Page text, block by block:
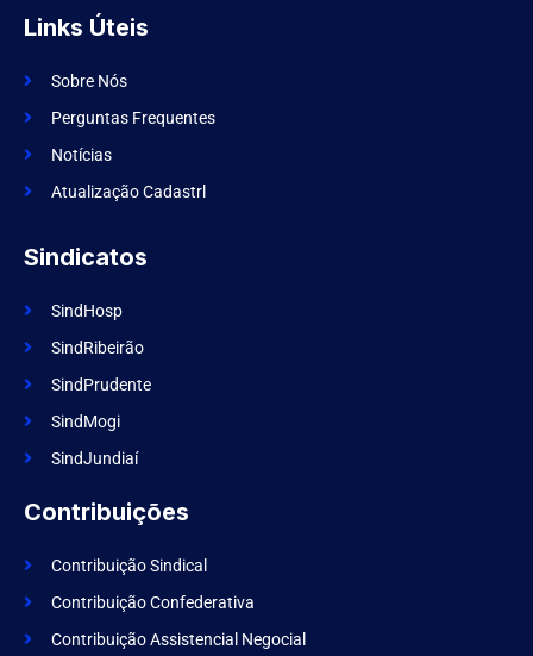
f
a
e
o
k
g
r
m
Links Úteis
Sobre Nós
Perguntas Frequentes
Notícias
Atualização Cadastrl
Sindicatos
SindHosp
SindRibeirão
SindPrudente
SindMogi
SindJundiaí
Contribuições
Contribuição Sindical
Contribuição Confederativa
Contribuição Assistencial Negocial